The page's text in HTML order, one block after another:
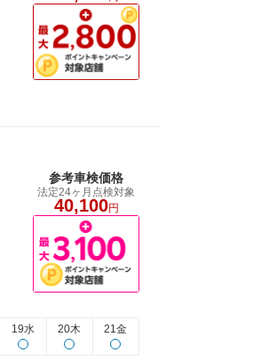
参考車検価格
法定24ヶ月点検対象
40,100円
19水 20木 21金